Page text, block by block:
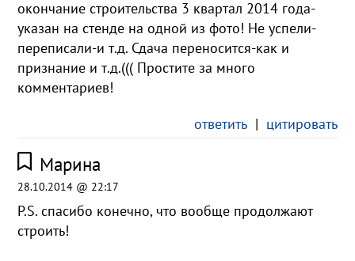
окончание строительства 3 квартал 2014 года-
указан на стенде на одной из фото! Не успели-
переписали-и т.д. Сдача переносится-как и
признание и т.д.((( Простите за много
комментариев!
ответить| цитировать
Марина
28.10.2014 @ 22:17
P.S. спасибо конечно, что вообще продолжают
строить!